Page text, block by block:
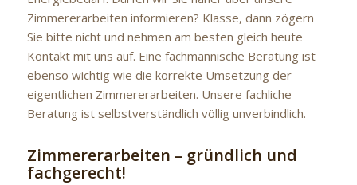
Zimmererarbeiten informieren? Klasse, dann zögern
Sie bitte nicht und nehmen am besten gleich heute
Kontakt mit uns auf. Eine fachmännische Beratung ist
ebenso wichtig wie die korrekte Umsetzung der
eigentlichen Zimmererarbeiten. Unsere fachliche
Beratung ist selbstverständlich völlig unverbindlich.
Zimmererarbeiten – gründlich und
fachgerecht!